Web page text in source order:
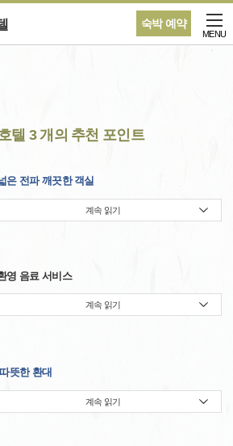
숙박 예약
MENU
텔 3 개의 추천 포인트
은 전파 깨끗한 객실
계속 읽기
영 음료 서비스
계속 읽기
뜻한 환대
계속 읽기